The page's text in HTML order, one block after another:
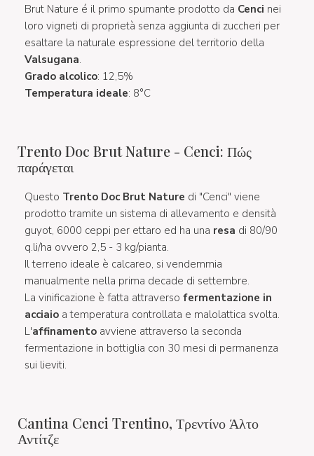
Brut Nature é il primo spumante prodotto da Cenci nei
loro vigneti di proprietà senza aggiunta di zuccheri per
esaltare la naturale espressione del territorio della
Valsugana.
Grado alcolico: 12,5%
Temperatura ideale: 8°C
Trento Doc Brut Nature - Cenci: Πώς
παράγεται
Questo Trento Doc Brut Nature di "Cenci" viene
prodotto tramite un sistema di allevamento e densità
guyot, 6000 ceppi per ettaro ed ha una resa di 80/90
q.li/ha ovvero 2,5 - 3 kg/pianta.
Il terreno ideale è calcareo, si vendemmia
manualmente nella prima decade di settembre.
La vinificazione è fatta attraverso fermentazione in
acciaio a temperatura controllata e malolattica svolta.
L'affinamento avviene attraverso la seconda
fermentazione in bottiglia con 30 mesi di permanenza
sui lieviti.
Cantina Cenci Trentino, Τρεντίνο Άλτο
Αντίτζε